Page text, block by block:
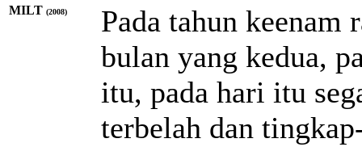
MILT (2008)
Pada tahun keenam
bulan yang kedua,
itu, pada hari itu
terbelah dan